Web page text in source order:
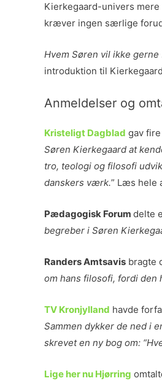
Kierkegaard-univers
kræver ingen særlige
Hvem Søren vil ikke
introduktion til
Anmeldelser og
Kristeligt Dagblad gav
Søren Kierkegaard at
tro, teologi og filosofi
danskers værk.” Læs hele
Pædagogisk Forum delte
begreber i Søren
Randers Amtsavis bragte
om hans filosofi, fordi den
TV Kronjylland havde
Sammen dykker de ned i
skrevet en ny bog om:
Lige her nu Hjørring